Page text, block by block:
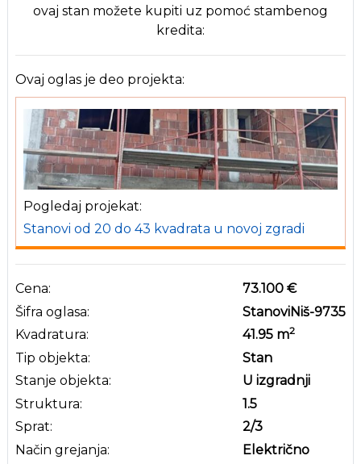
ovaj stan možete kupiti uz pomoć stambenog
kredita:
Ovaj oglas je deo projekta:
Pogledaj projekat:
Stanovi od 20 do 43 kvadrata u novoj zgradi
Cena:
Šifra oglasa:
Kvadratura:
Tip objekta:
Stanje objekta:
Struktura:
Sprat:
Način grejanja:
73.100 €
StanoviNiš-9735
41.95 m2
Stan
U izgradnji
1.5
2/3
Električno